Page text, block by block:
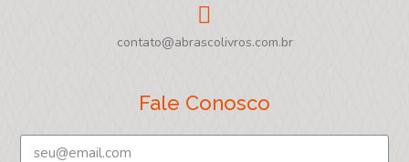
contato@abrascolivros.com.br
Fale Conosco